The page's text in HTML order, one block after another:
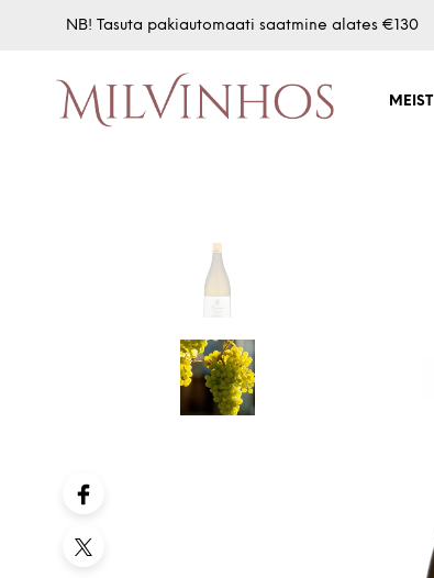
NB! Tasuta pakiautomaati saatmine alates €130
MEIST